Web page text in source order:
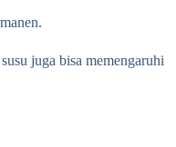
juga bisa memengaruhi